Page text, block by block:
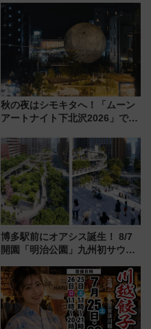
ホテル情報まとめ
秋の夜はシモキタへ！「ムーン
アートナイト下北沢2026」でイ
を満喫しよう
博多駅前にオアシス誕生！ 8/7
開園「明治公園」九州初サウナ
品グルメ登場で駅前の過ごし方
はどう変わる？